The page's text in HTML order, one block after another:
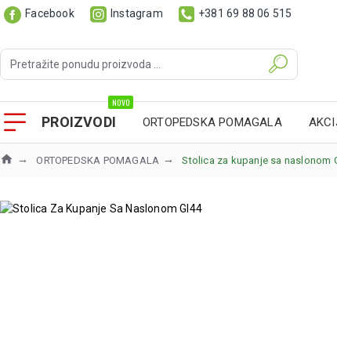
Facebook Instagram +381 69 88 06 515
PROIZVODI
NOVO
ORTOPEDSKA POMAGALA
ORTOPEDSKA POMAGALA Stolica za kupanje sa naslonom